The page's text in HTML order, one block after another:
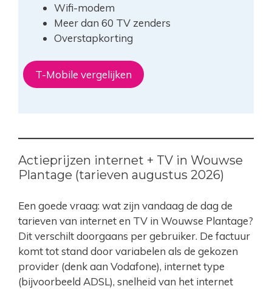
Wifi-modem
Meer dan 60 TV zenders
Overstapkorting
T-Mobile vergelijken
Actieprijzen internet + TV in Wouwse
Plantage (tarieven augustus 2026)
Een goede vraag: wat zijn vandaag de dag de
tarieven van internet en TV in Wouwse Plantage?
Dit verschilt doorgaans per gebruiker. De factuur
komt tot stand door variabelen als de gekozen
provider (denk aan Vodafone), internet type
(bijvoorbeeld ADSL), snelheid van het internet